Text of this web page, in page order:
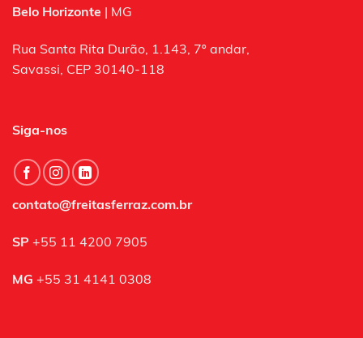
Belo Horizonte | MG
Rua Santa Rita Durão, 1.143, 7º andar,
Savassi, CEP 30140-118
Siga-nos
contato@freitasferraz.com.br
SP +55 11 4200 7905
MG +55 31 4141 0308